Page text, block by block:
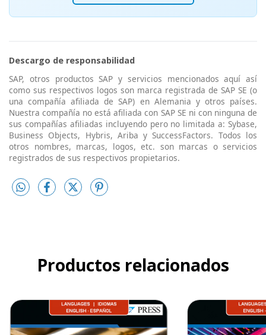
Descargo de responsabilidad
SAP, otros productos SAP y servicios mencionados aquí así
como sus respectivos logos son marca registrada de SAP SE (o
una compañía afiliada de SAP) en Alemania y otros países.
Nuestra compañía no está afiliada con SAP SE ni con ninguna de
sus compañías afiliadas incluyendo pero no limitada a: Sybase,
Business Objects, Hybris, Ariba y SuccessFactors. Todos los
otros nombres, marcas, logos, etc. son marcas o servicios
registrados de sus respectivos propietarios.
Productos relacionados